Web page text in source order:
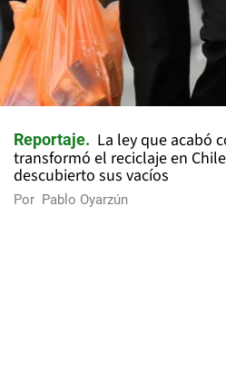
Reportaje
La ley que acabó
transformó el reciclaje en
descubierto sus vacíos
Por Pablo Oyarzún